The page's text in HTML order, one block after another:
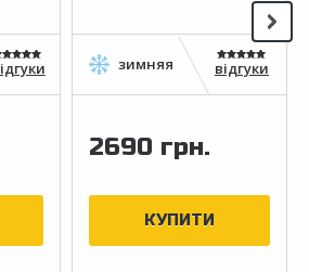
відгуки
2690 грн.